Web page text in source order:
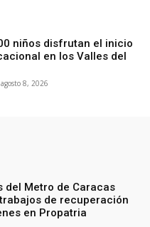
niños disfrutan el inicio
en los Valles del
agosto 8, 2026
del Metro de Caracas
de recuperación
en Propatria